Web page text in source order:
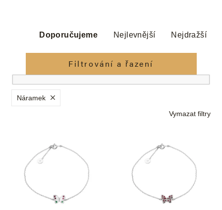
z
n
í
p
r
k
Doporučujeme Nejlevnější Nejdražší
Filtrování a řazení
Náramek
Vymazat filtry